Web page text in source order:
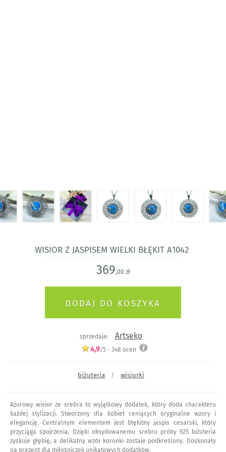
Wisior z jaspisem Wielki błękit a1042
369,00 zł
sprzedaje: Artseko
4,9/5 - 348 ocen
biżuteria / wisiorki
Ażurowy wisior ze srebra to wyjątkowy dodatek, który doda charakteru
każdej stylizacji. Stworzony dla kobiet ceniących oryginalne wzory i
elegancję. Centralnym elementem jest błękitny jaspis cesarski, który
przyciąga spojrzenia. Dzięki oksydowanemu srebru próby 925 biżuteria
zyskuje głębię, a delikatny wzór koronki zostaje podkreślony. Doskonały
na prezent dla miłośniczek unikatowych dodatków.